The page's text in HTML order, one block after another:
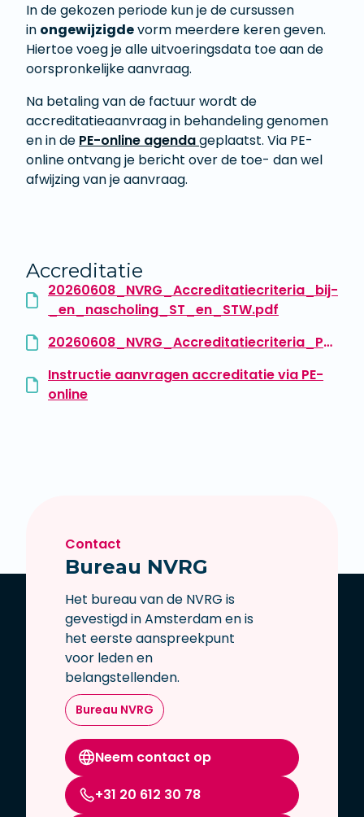
In de gekozen periode kun je de cursussen
in ongewijzigdevorm meerdere keren geven.
Hiertoe voeg je alle uitvoeringsdata toe aan de
oorspronkelijke aanvraag.
Na betaling van de factuur wordt de
accreditatieaanvraag in behandeling genomen
en in de PE-online agendageplaatst. Via PE-
online ontvang je bericht over de toe- dan wel
afwijzing van je aanvraag.
Accreditatie
20260608_NVRG_Accreditatiecriteria_bij-
_en_nascholing_ST_en_STW.pdf
20260608_NVRG_Accreditatiecriteria_Psychopathologie_en_Ontwikkelingspsychologie.pdf
Instructie aanvragen accreditatie via PE-
online
Contact
Bureau NVRG
Het bureau van de NVRG is
gevestigd in Amsterdam en is
het eerste aanspreekpunt
voor leden en
belangstellenden.
Bureau NVRG
Neem contact op
+31 20 612 30 78